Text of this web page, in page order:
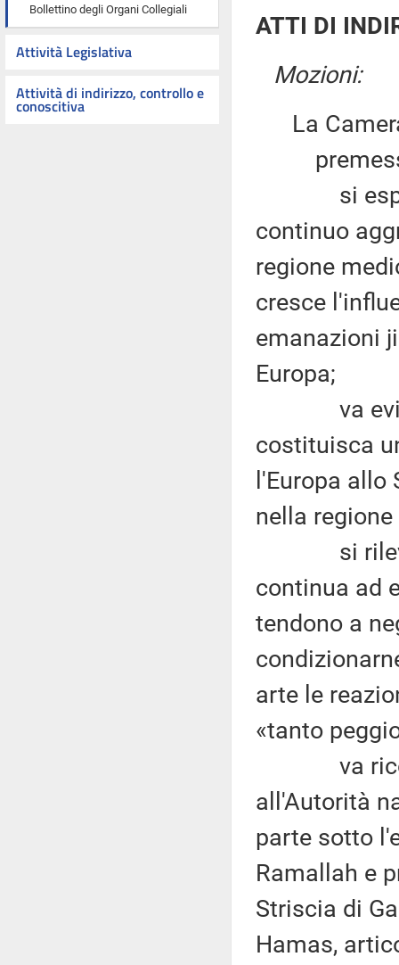
Bollettino degli Organi Collegiali
Attività Legislativa
Attività di indirizzo, controllo e
conoscitiva
ATTI DI
Mozioni:
La
si
continuo
regione
cresce
emanazioni
Europa;
va
costituisca
l'Europa
nella
si rileva
continua ad
tendono a
arte le
«tanto
va
all'Autorità
parte sotto
Ramallah e
Striscia di
Hamas,